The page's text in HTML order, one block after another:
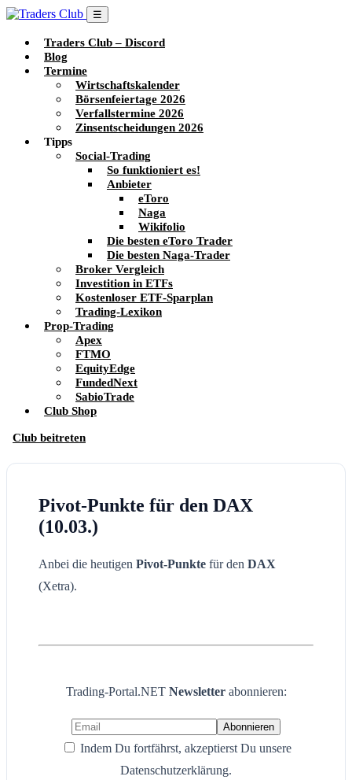
☰
Traders Club – Discord
Blog
Termine
Wirtschaftskalender
Börsenfeiertage 2026
Verfallstermine 2026
Zinsentscheidungen 2026
Tipps
Social-Trading
So funktioniert es!
Anbieter
eToro
Naga
Wikifolio
Die besten eToro Trader
Die besten Naga-Trader
Broker Vergleich
Investition in ETFs
Kostenloser ETF-Sparplan
Trading-Lexikon
Prop-Trading
Apex
FTMO
EquityEdge
FundedNext
SabioTrade
Club Shop
Club beitreten
Pivot-Punkte für den DAX
(10.03.)
Anbei die heutigen Pivot-Punkte für den DAX
(Xetra).
Trading-Portal.NET Newsletter abonnieren:
Indem Du fortfährst, akzeptierst Du unsere
Datenschutzerklärung.